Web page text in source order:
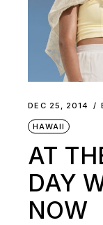
DEC 25, 2014
HAWAII
AT
DAY
NOW